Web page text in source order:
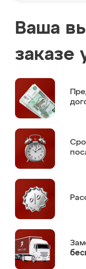
Ваша
заказе